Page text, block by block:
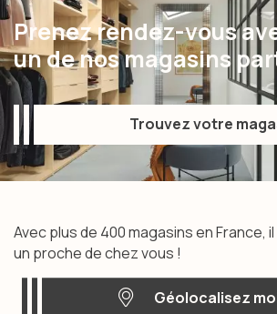
Prenez rendez-vous
un de nos magasins
Trouvez votre
Trouvez votre magasin
Avec plus de 400 magasins en France,
un proche de chez vous !
Géolocalisez